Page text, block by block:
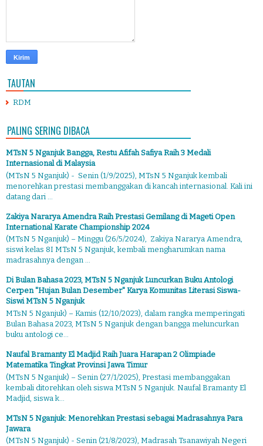
TAUTAN
RDM
PALING SERING DIBACA
MTsN 5 Nganjuk Bangga, Restu Afifah Safiya Raih 3 Medali
Internasional di Malaysia
(MTsN 5 Nganjuk) - Senin (1/9/2025), MTsN 5 Nganjuk kembali
menorehkan prestasi membanggakan di kancah internasional. Kali ini
datang dari ...
Zakiya Nararya Amendra Raih Prestasi Gemilang di Mageti Open
International Karate Championship 2024
(MTsN 5 Nganjuk) – Minggu (26/5/2024), Zakiya Nararya Amendra,
siswi kelas 8I MTsN 5 Nganjuk, kembali mengharumkan nama
madrasahnya dengan ...
Di Bulan Bahasa 2023, MTsN 5 Nganjuk Luncurkan Buku Antologi
Cerpen "Hujan Bulan Desember" Karya Komunitas Literasi Siswa-
Siswi MTsN 5 Nganjuk
MTsN 5 Nganjuk) – Kamis (12/10/2023), dalam rangka memperingati
Bulan Bahasa 2023, MTsN 5 Nganjuk dengan bangga meluncurkan
buku antologi ce...
Naufal Bramanty El Madjid Raih Juara Harapan 2 Olimpiade
Matematika Tingkat Provinsi Jawa Timur
(MTsN 5 Nganjuk) – Senin (27/1/2025), Prestasi membanggakan
kembali ditorehkan oleh siswa MTsN 5 Nganjuk. Naufal Bramanty El
Madjid, siswa k...
MTsN 5 Nganjuk: Menorehkan Prestasi sebagai Madrasahnya Para
Jawara
(MTsN 5 Nganjuk) - Senin (21/8/2023), Madrasah Tsanawiyah Negeri